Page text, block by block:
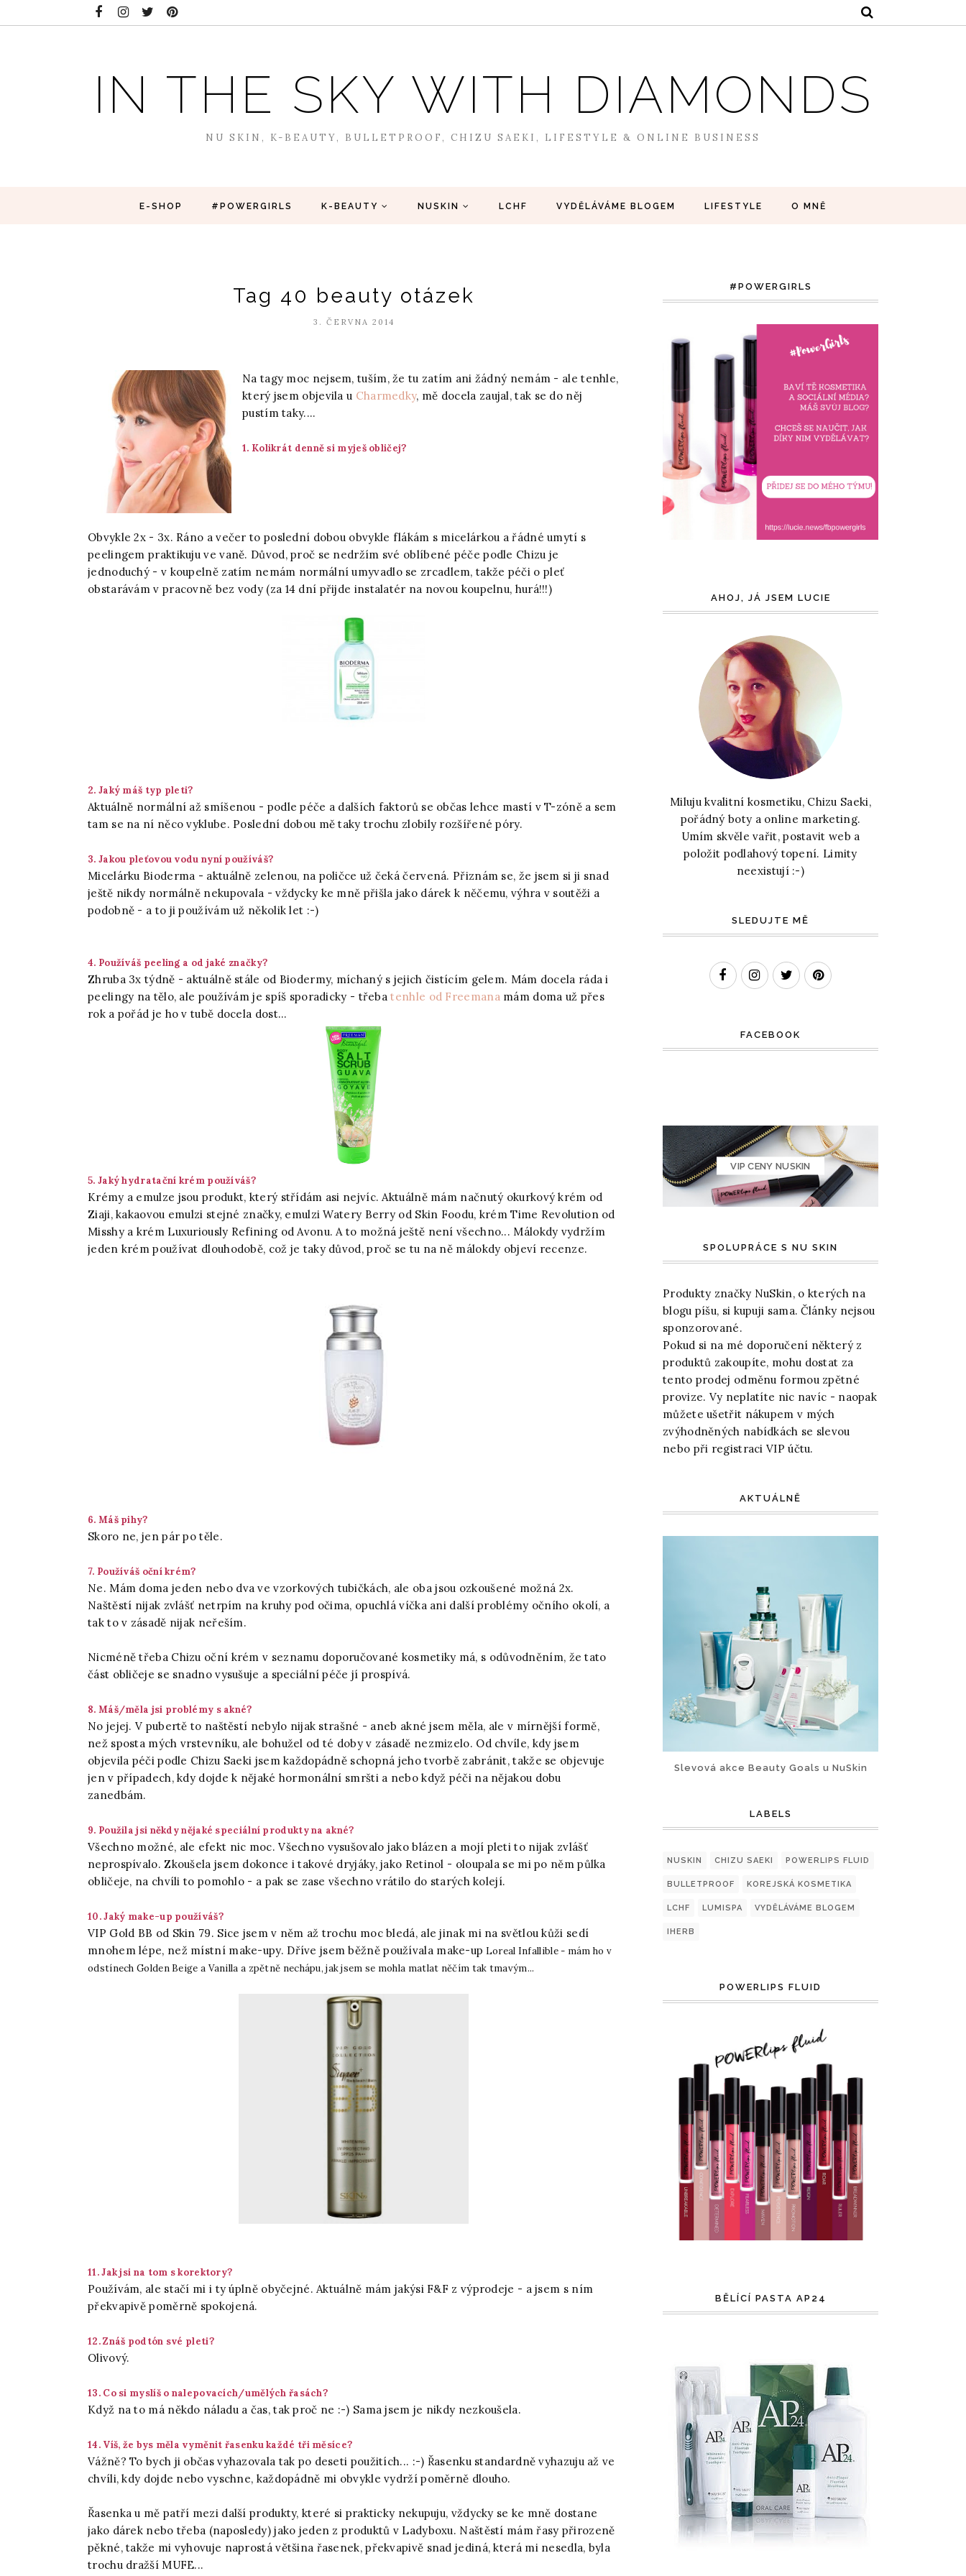
IN THE SKY WITH DIAMONDS
NU SKIN, K-BEAUTY, BULLETPROOF, CHIZU SAEKI, LIFESTYLE & ONLINE BUSINESS
E-SHOP #POWERGIRLS K-BEAUTY NUSKIN LCHF VYDĚLÁVÁME BLOGEM LIFESTYLE O MNĚ
Tag 40 beauty otázek
3. ČERVNA 2014
Na tagy moc nejsem, tuším, že tu zatím ani žádný nemám - ale tenhle,
který jsem objevila u Charmedky, mě docela zaujal, tak se do něj
pustím taky....
1. Kolikrát denně si myješ obličej?
Obvykle 2x - 3x. Ráno a večer to poslední dobou obvykle flákám s micelárkou a řádné umytí s
peelingem praktikuju ve vaně. Důvod, proč se nedržím své oblíbené péče podle Chizu je
jednoduchý - v koupelně zatím nemám normální umyvadlo se zrcadlem, takže péči o pleť
obstarávám v pracovně bez vody (za 14 dní přijde instalatér na novou koupelnu, hurá!!!)
2. Jaký máš typ pleti?
Aktuálně normální až smíšenou - podle péče a dalších faktorů se občas lehce mastí v T-zóně a sem
tam se na ní něco vyklube. Poslední dobou mě taky trochu zlobily rozšířené póry.
3. Jakou pleťovou vodu nyní používáš?
Micelárku Bioderma - aktuálně zelenou, na poličce už čeká červená. Přiznám se, že jsem si ji snad
ještě nikdy normálně nekupovala - vždycky ke mně přišla jako dárek k něčemu, výhra v soutěži a
podobně - a to ji používám už několik let :-)
4. Používáš peeling a od jaké značky?
Zhruba 3x týdně - aktuálně stále od Biodermy, míchaný s jejich čistícím gelem. Mám docela ráda i
peelingy na tělo, ale používám je spíš sporadicky - třebatenhle od Freemanamám doma už přes
rok a pořád je ho v tubě docela dost...
5. Jaký hydratační krém používáš?
Krémy a emulze jsou produkt, který střídám asi nejvíc. Aktuálně mám načnutý okurkový krém od
Ziaji, kakaovou emulzi stejné značky, emulzi Watery Berry od Skin Foodu, krém Time Revolution od
Misshy a krém Luxuriously Refining od Avonu. A to možná ještě není všechno... Málokdy vydržím
jeden krém používat dlouhodobě, což je taky důvod, proč se tu na ně málokdy objeví recenze.
6. Máš pihy?
Skoro ne, jen pár po těle.
7. Používáš oční krém?
Ne. Mám doma jeden nebo dva ve vzorkových tubičkách, ale oba jsou ozkoušené možná 2x.
Naštěstí nijak zvlášť netrpím na kruhy pod očima, opuchlá víčka ani další problémy očního okolí, a
tak to v zásadě nijak neřeším.
Nicméně třeba Chizu oční krém v seznamu doporučované kosmetiky má, s odůvodněním, že tato
část obličeje se snadno vysušuje a speciální péče jí prospívá.
8. Máš/měla jsi problémy s akné?
No jejej. V pubertě to naštěstí nebylo nijak strašné - aneb akné jsem měla, ale v mírnější formě,
než sposta mých vrstevníku, ale bohužel od té doby v zásadě nezmizelo. Od chvíle, kdy jsem
objevila péči podle Chizu Saeki jsem každopádně schopná jeho tvorbě zabránit, takže se objevuje
jen v případech, kdy dojde k nějaké hormonální smršti a nebo když péči na nějakou dobu
zanedbám.
9. Použila jsi někdy nějaké speciální produkty na akné?
Všechno možné, ale efekt nic moc. Všechno vysušovalo jako blázen a mojí pleti to nijak zvlášť
neprospívalo. Zkoušela jsem dokonce i takové dryjáky, jako Retinol - oloupala se mi po něm půlka
obličeje, na chvíli to pomohlo - a pak se zase všechno vrátilo do starých kolejí.
10. Jaký make-up používáš?
VIP Gold BB od Skin 79. Sice jsem v něm až trochu moc bledá, ale jinak mi na světlou kůži sedí
mnohem lépe, než místní make-upy. Dříve jsem běžně používala make-up Loreal Infallible - mám ho v
odstínech Golden Beige a Vanilla a zpětně nechápu, jak jsem se mohla matlat něčím tak tmavým...
11. Jak jsi na tom s korektory?
Používám, ale stačí mi i ty úplně obyčejné. Aktuálně mám jakýsi F&F z výprodeje - a jsem s ním
překvapivě poměrně spokojená.
12. Znáš podtón své pleti?
Olivový.
13. Co si myslíš o nalepovacích/umělých řasách?
Když na to má někdo náladu a čas, tak proč ne :-) Sama jsem je nikdy nezkoušela.
14. Víš, že bys měla vyměnit řasenku každé tři měsíce?
Vážně? To bych ji občas vyhazovala tak po deseti použitích... :-) Řasenku standardně vyhazuju až ve
chvíli, kdy dojde nebo vyschne, každopádně mi obvykle vydrží poměrně dlouho.
Řasenka u mě patří mezi další produkty, které si prakticky nekupuju, vždycky se ke mně dostane
jako dárek nebo třeba (naposledy) jako jeden z produktů v Ladyboxu. Naštěstí mám řasy přirozeně
pěkné, takže mi vyhovuje naprostá většina řasenek, překvapivě snad jediná, která mi nesedla, byla
trochu dražší MUFE...
#POWERGIRLS
AHOJ, JÁ JSEM LUCIE
Miluju kvalitní kosmetiku, Chizu Saeki,
pořádný boty a online marketing.
Umím skvěle vařit, postavit web a
položit podlahový topení. Limity
neexistují :-)
SLEDUJTE MĚ
FACEBOOK
VIP CENY NUSKIN
SPOLUPRÁCE S NU SKIN
Produkty značky NuSkin, o kterých na
blogu píšu, si kupuji sama. Články nejsou
sponzorované.
Pokud si na mé doporučení některý z
produktů zakoupíte, mohu dostat za
tento prodej odměnu formou zpětné
provize. Vy neplatíte nic navíc - naopak
můžete ušetřit nákupem v mých
zvýhodněných nabídkách se slevou
nebo při registraci VIP účtu.
AKTUÁLNĚ
Slevová akce Beauty Goals u NuSkin
LABELS
NUSKIN CHIZU SAEKI POWERLIPS FLUID
BULLETPROOF KOREJSKÁ KOSMETIKA
LCHF LUMISPA VYDĚLÁVÁME BLOGEM
IHERB
POWERLIPS FLUID
BĚLÍCÍ PASTA AP24